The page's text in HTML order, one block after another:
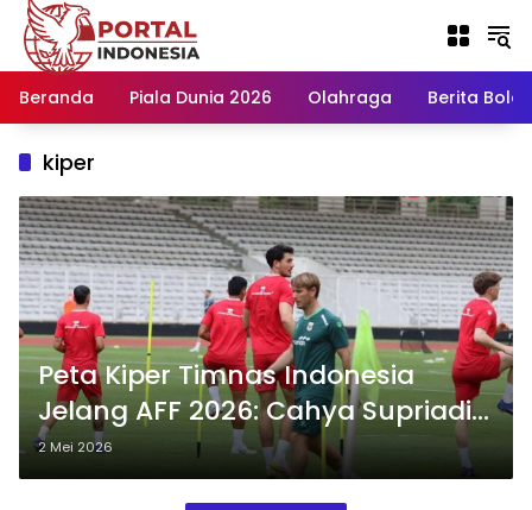
Langsung
konten
Beranda
Piala Dunia 2026 Olahraga Berita Bola
kiper
Peta Kiper Timnas Indonesia
Jelang AFF 2026: Cahya Supriadi
vs Kompetitor
2 Mei 2026